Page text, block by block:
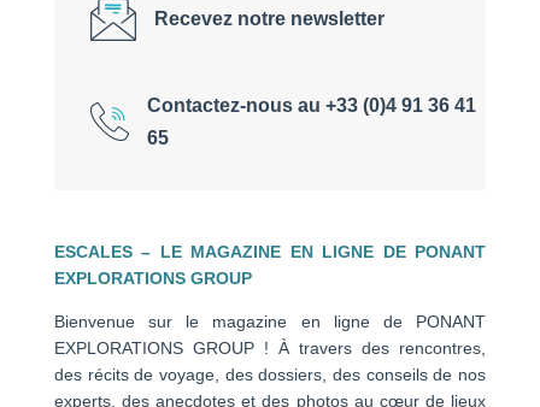
Recevez notre newsletter
Contactez-nous au +33 (0)4 91 36 41
65
ESCALES – LE MAGAZINE EN LIGNE DE PONANT
EXPLORATIONS GROUP
Bienvenue sur le magazine en ligne de PONANT
EXPLORATIONS GROUP ! À travers des rencontres,
des récits de voyage, des dossiers, des conseils de nos
experts, des anecdotes et des photos au cœur de lieux